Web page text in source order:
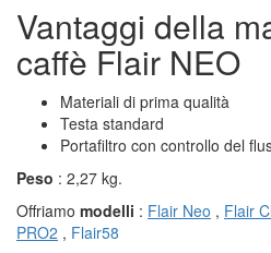
Vantaggi della
caffè Flair NEO
Materiali di prima qualità
Testa standard
Portafiltro con controllo del
Peso : 2,27 kg.
Offriamo modelli : Flair Neo , Flair
PRO2 , Flair58